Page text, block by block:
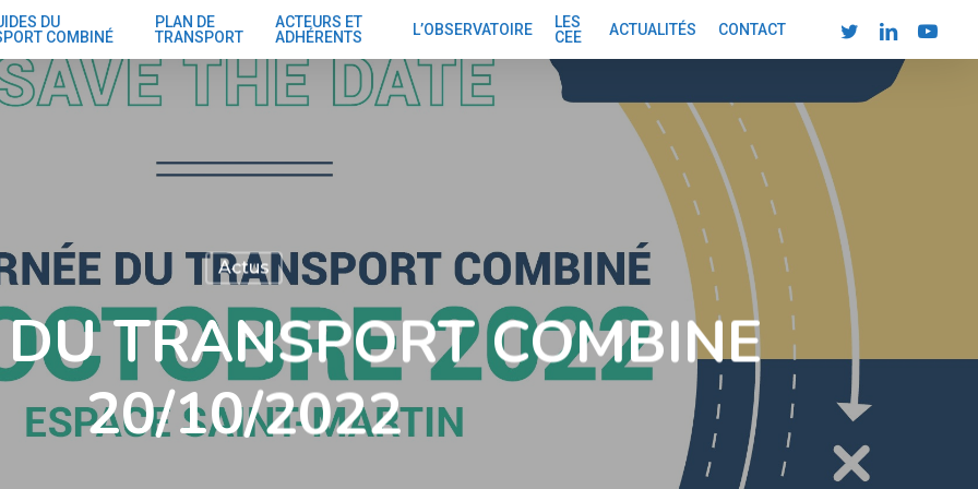
DU
COMBINÉ
PLAN DE
TRANSPORT
ACTEURS ET
ADHÉRENTS
L’OBSERVATOIRE
LES
CEE
ACTUALITÉS CONTACT TWITTERLINKEDINYOUTUBE
Actus
TRANSPORT COMBINE
20/10/2022